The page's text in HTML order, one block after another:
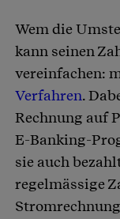
Wem die
kann seinen
vereinfachen:
Verfahren.
Rechnung auf
E-Banking-
sie auch
regelmässige